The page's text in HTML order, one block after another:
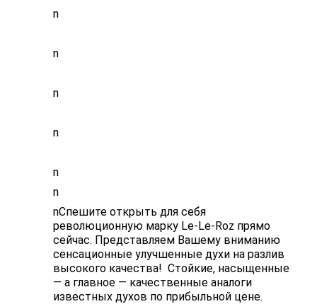
n
n
n
n
n
n
nСпешите открыть для себя
революционную марку Le-Le-Roz прямо
сейчас. Представляем Вашему вниманию
сенсационные улучшенные духи на разлив
высокого качества! Стойкие, насыщенные
— а главное — качественные аналоги
известных духов по прибыльной цене.